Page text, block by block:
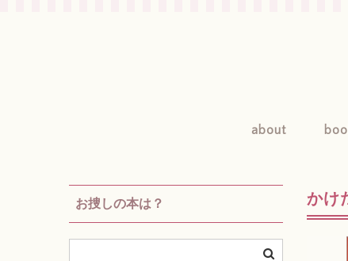
about
かけ
お捜しの本は？